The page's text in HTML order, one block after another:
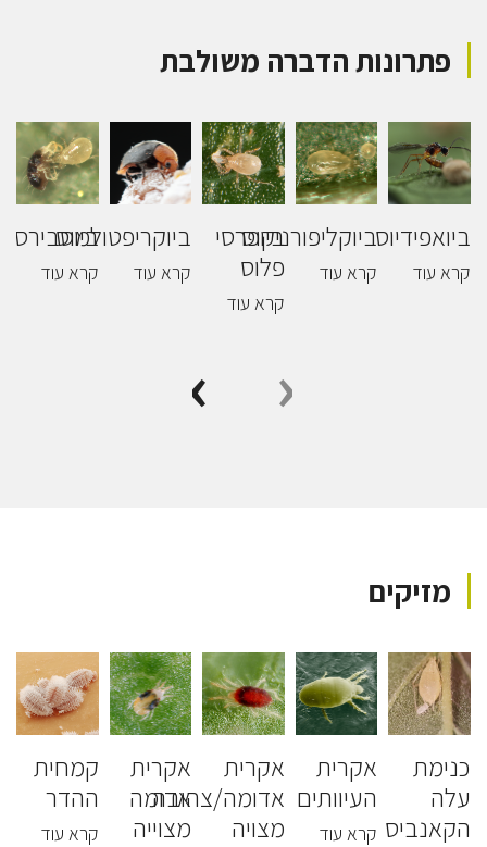
פתרונות הדברה משולבת
ביואפידיוס
קרא עוד
ביוקליפורניקוס
קרא עוד
ביופרסי
פלוס
קרא עוד
ביוקריפטולמוס
קרא עוד קרא עוד
‹
›
מזיקים
כנימת
עלה
הקאנביס
אקרית
העיוותים
קרא עוד
אקרית
אדומה/צהובה
מצויה
אקרית
אדומה
מצוייה
קמחית
ההדר
קרא עוד